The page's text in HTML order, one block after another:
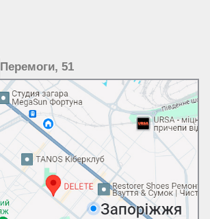
Перемоги, 51